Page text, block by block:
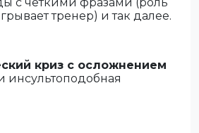
тренер) и так далее.
криз с осложнением
инсультоподобная